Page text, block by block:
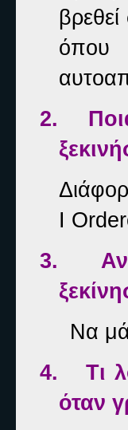
όπου
2.
I
3.
Να
4.
Τι
όταν